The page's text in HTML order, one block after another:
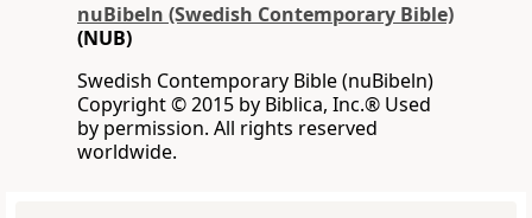
nuBibeln (Swedish Contemporary Bible)
(NUB)
Swedish Contemporary Bible (nuBibeln)
Copyright © 2015 by Biblica, Inc.® Used
by permission. All rights reserved
worldwide.